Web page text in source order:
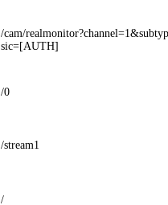
/cam/
sic=[AUTH]
/0
/stream1
/